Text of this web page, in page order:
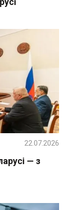
— з
22.07.2026